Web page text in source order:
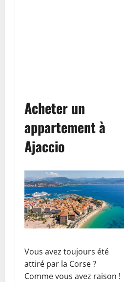
Acheter un
appartement à
Ajaccio
Vous avez toujours été
attiré par la Corse ?
Comme vous avez raison !